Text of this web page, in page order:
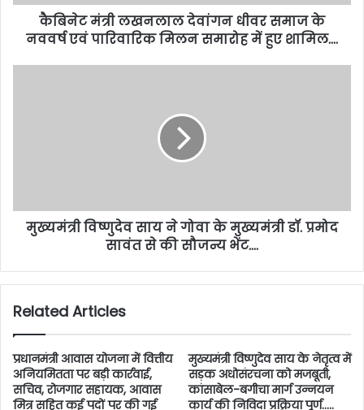
कैबिनेट मंत्री लखनलाल देवांगन धीवर समाज के
नववर्ष एवं पारिवारिक मिलन समारोह में हुए शामिल….
मुख्यमंत्री विष्णुदेव साय ने गोवा के मुख्यमंत्री डॉ. प्रमोद
सावंत से की सौजन्य भेंट….
Related Articles
प्रधानमंत्री आवास योजना में वित्तीय
अनियमितता पर बड़ी कार्रवाई,
सचिव, रोजगार सहायक, आवास
मित्र सहित कई पदों पर की गई
मुख्यमंत्री विष्णुदेव साय के नेतृत्व में
सड़क अधोसंरचना को मजबूती,
कांसाबेल-बगीचा मार्ग उन्नयन
कार्य की निविदा प्रक्रिया पूर्ण…..